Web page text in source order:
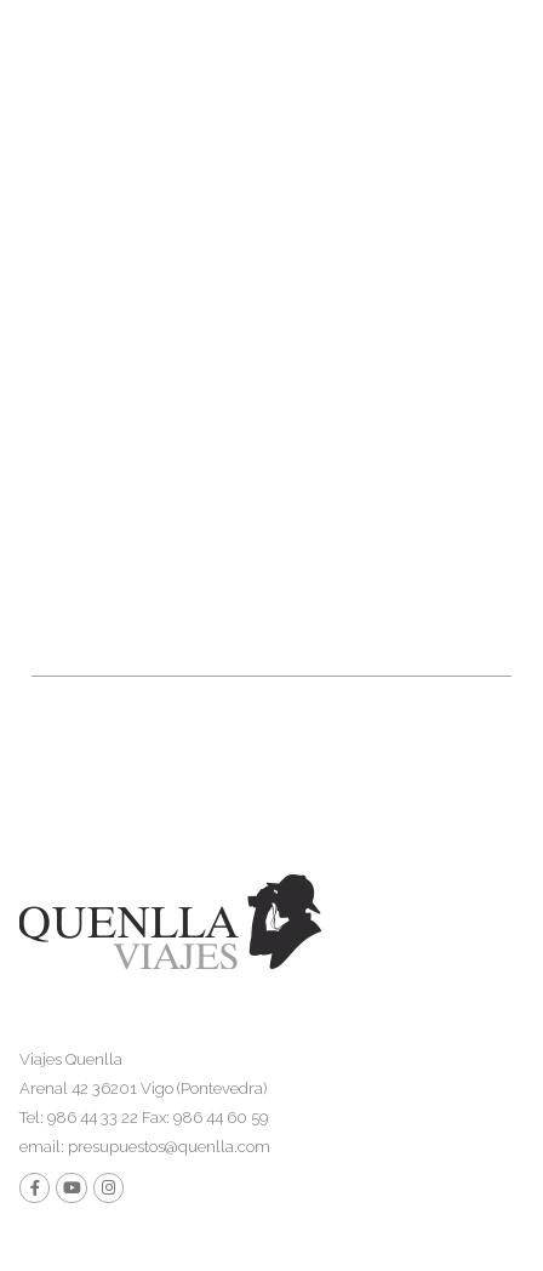
Viajes Quenlla
Arenal 42 36201 Vigo (Pontevedra)
Tel: 986 44 33 22 Fax: 986 44 60 59
email: presupuestos@quenlla.com